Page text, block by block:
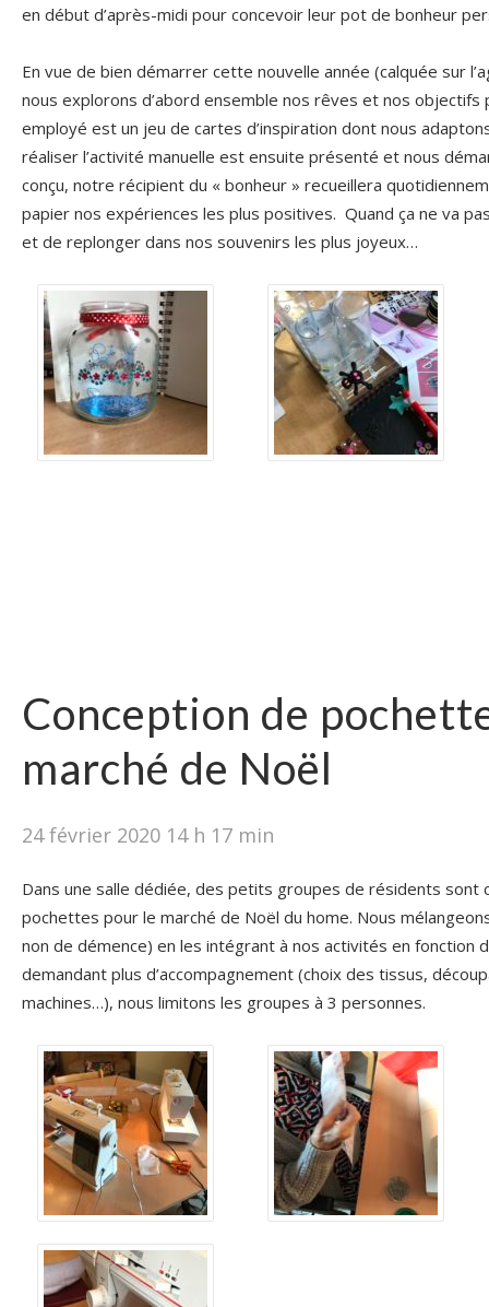
en début d’après-midi pour concevoir leur pot de bonheur
En vue de bien démarrer cette nouvelle année (calquée sur
nous explorons d’abord ensemble nos rêves et nos objectifs
employé est un jeu de cartes d’inspiration dont nous
réaliser l’activité manuelle est ensuite présenté et nous
conçu, notre récipient du « bonheur » recueillera
papier nos expériences les plus positives. Quand ça ne va
et de replonger dans nos souvenirs les plus joyeux…
Conception de
marché de Noël
24 février 2020 14 h 17 min
Dans une salle dédiée, des petits groupes de résidents sont
pochettes pour le marché de Noël du home. Nous
non de démence) en les intégrant à nos activités en fonction
demandant plus d’accompagnement (choix des tissus,
machines…), nous limitons les groupes à 3 personnes.